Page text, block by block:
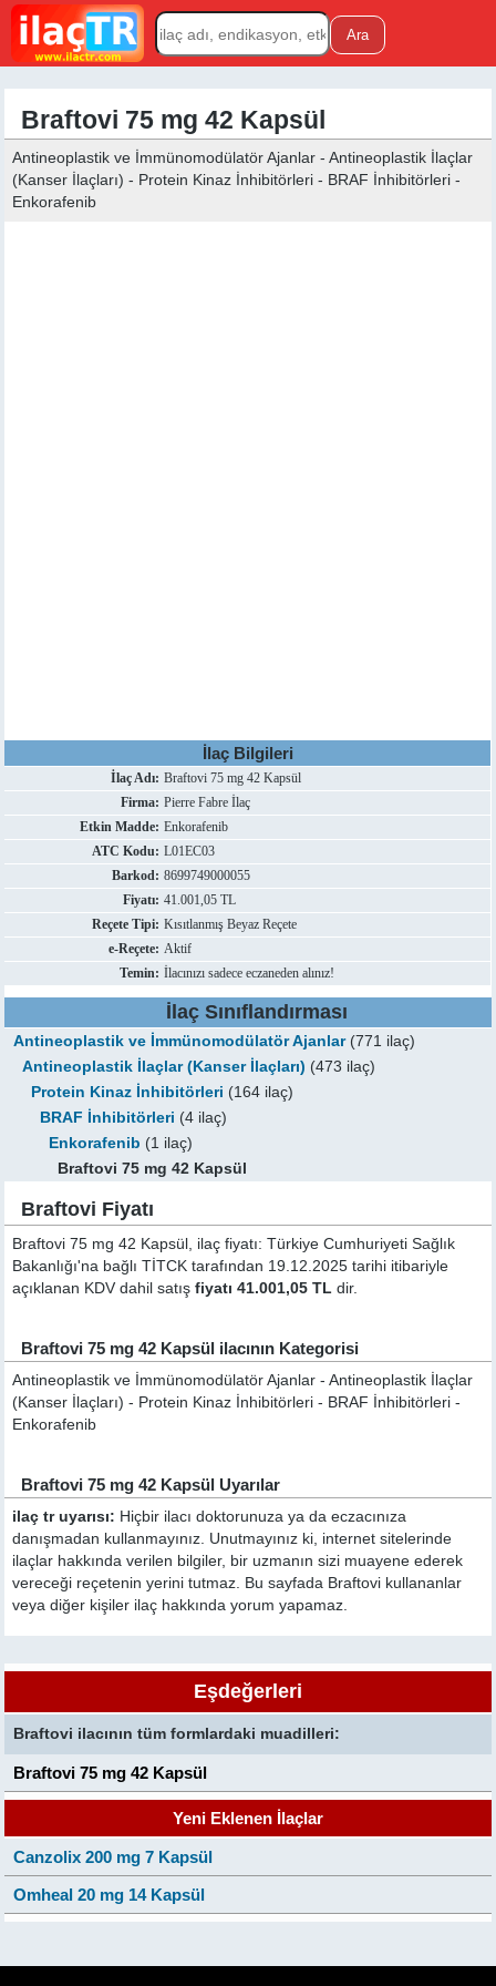
Braftovi 75 mg 42 Kapsül
Antineoplastik ve İmmünomodülatör Ajanlar - Antineoplastik İlaçlar
(Kanser İlaçları) - Protein Kinaz İnhibitörleri - BRAF İnhibitörleri -
Enkorafenib
İlaç Bilgileri
İlaç Adı: Braftovi 75 mg 42 Kapsül
Firma: Pierre Fabre İlaç
Etkin Madde: Enkorafenib
ATC Kodu: L01EC03
Barkod: 8699749000055
Fiyatı: 41.001,05 TL
Reçete Tipi: Kısıtlanmış Beyaz Reçete
e-Reçete: Aktif
Temin: İlacınızı sadece eczaneden alınız!
İlaç Sınıflandırması
Antineoplastik ve İmmünomodülatör Ajanlar(771 ilaç)
Antineoplastik İlaçlar (Kanser İlaçları) (473 ilaç)
Protein Kinaz İnhibitörleri (164 ilaç)
BRAF İnhibitörleri (4 ilaç)
Enkorafenib (1 ilaç)
Braftovi 75 mg 42 Kapsül
Braftovi Fiyatı
Braftovi 75 mg 42 Kapsül, ilaç fiyatı: Türkiye Cumhuriyeti Sağlık
Bakanlığı'na bağlı TİTCK tarafından 19.12.2025 tarihi itibariyle
açıklanan KDV dahil satışfiyatı 41.001,05 TL dir.
Braftovi 75 mg 42 Kapsül ilacının Kategorisi
Antineoplastik ve İmmünomodülatör Ajanlar - Antineoplastik İlaçlar
(Kanser İlaçları) - Protein Kinaz İnhibitörleri - BRAF İnhibitörleri -
Enkorafenib
Braftovi 75 mg 42 Kapsül Uyarılar
ilaç tr uyarısı: Hiçbir ilacı doktorunuza ya da eczacınıza
danışmadan kullanmayınız. Unutmayınız ki, internet sitelerinde
ilaçlar hakkında verilen bilgiler, bir uzmanın sizi muayene ederek
vereceği reçetenin yerini tutmaz. Bu sayfada Braftovi kullananlar
veya diğer kişiler ilaç hakkında yorum yapamaz.
Eşdeğerleri
Braftovi ilacının tüm formlardaki muadilleri:
Braftovi 75 mg 42 Kapsül
Yeni Eklenen İlaçlar
Canzolix 200 mg 7 Kapsül
Omheal 20 mg 14 Kapsül